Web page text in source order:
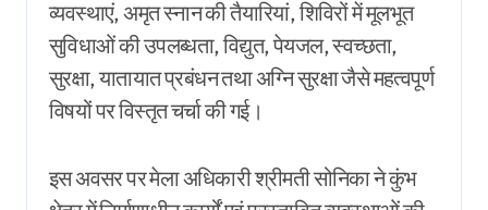
व्यवस्थाएं, अमृत स्नान की तैयारियां, शिविरों में मूलभूत
सुविधाओं की उपलब्धता, विद्युत, पेयजल, स्वच्छता,
सुरक्षा, यातायात प्रबंधन तथा अग्नि सुरक्षा जैसे महत्वपूर्ण
विषयों पर विस्तृत चर्चा की गई।
इस अवसर पर मेला अधिकारी श्रीमती सोनिका ने कुंभ